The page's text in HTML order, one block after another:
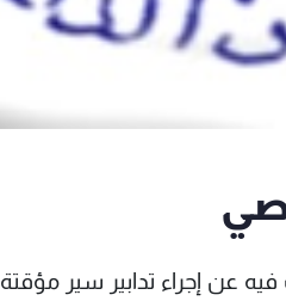
فيه عن إجراء تدابير سير مؤقتة